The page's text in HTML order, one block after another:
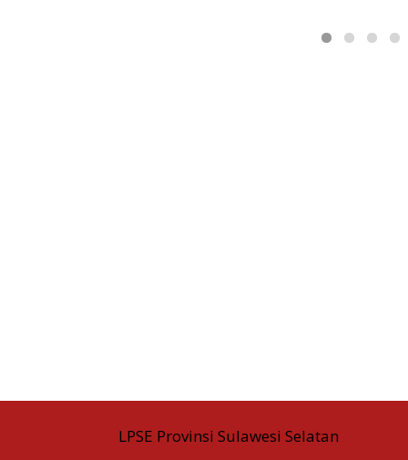
LPSE Provinsi Sulawesi Selatan